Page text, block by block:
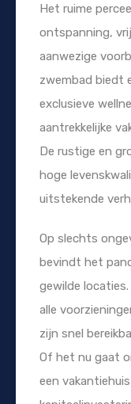
Het ruime
ontspanning,
aanwezige
zwembad biedt
exclusieve
aantrekkelijke
De rustige en
hoge
uitstekende
Op slechts
bevindt het
gewilde
alle
zijn snel
Of het nu gaat
een